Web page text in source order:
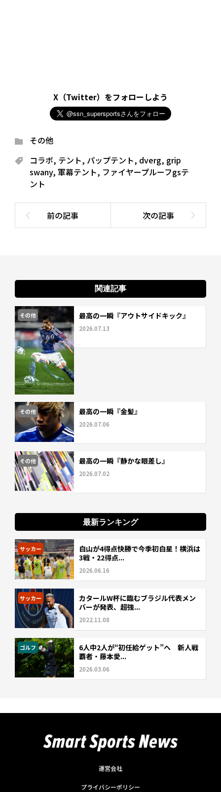
X（Twitter）をフォローしよう
その他
コラボ, テント, パップテント, dverg, grip
swany, 軍幕テント, ファイヤープルーフgsテ
ント
関連記事
その他 最高の一瞬『アウトサイドキック』
2026.07.13
その他 最高の一瞬『金髪』
2026.07.06
その他 最高の一瞬『静かな眼差し』
2026.07.02
最新ランキング
サッカー
白山が4得点快勝で今季初白星！横浜は
3戦・22得点...
2026.06.16
サッカー
カタールW杯に臨むブラジル代表メン
バーが発表、超強...
2022.11.08
ゴルフ
6人中2人が“初任給ゲット”へ 新人戦
覇者・藤本愛...
2026.03.06
運営会社
プライバシーポリシー